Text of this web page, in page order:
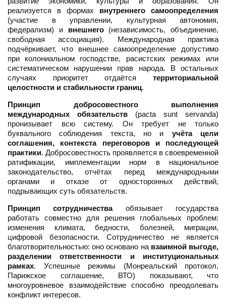
реализуется в формах внутреннего самоопределения
(участие в управлении, культурная автономия,
федерализм) и внешнего(независимость, объединение,
свободная ассоциация). Международная практика
подчёркивает, что внешнее самоопределение допустимо
при колониальном господстве, расистских режимах или
систематическом нарушении прав народа. В остальных
случаях приоритет отдаётся территориальной
целостности и стабильности границ.
Принцип добросовестного выполнения
международных обязательств (pacta sunt servanda)
пронизывает всю систему. Он требует не только
буквального соблюдения текста, но и учёта цели
соглашения, контекста переговоров и последующей
практики. Добросовестность проявляется в своевременной
ратификации, имплементации норм в национальное
законодательство, отчётах перед международными
органами и отказе от односторонных действий,
подрывающих суть обязательств.
Принцип сотрудничестваобязывает государства
работать совместно для решения глобальных проблем:
изменения климата, бедности, болезней, миграции,
цифровой безопасности. Сотрудничество не является
благотворительностью: оно основано на взаимной выгоде,
разделении ответственности и институциональных
рамках. Успешные режимы (Монреальский протокол,
Парижское соглашение, ВТО) показывают, что
многоуровневое взаимодействие способно преодолевать
конфликт интересов.